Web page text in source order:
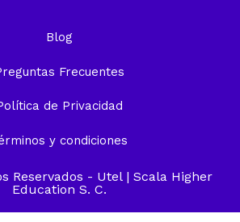
Blog
Frecuentes
de Privacidad
y condiciones
Reservados - Utel| Scala Higher
Education S. C.